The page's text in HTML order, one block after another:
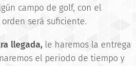
campo de golf, con el
será suficiente.
llegada, le haremos la entrega
el periodo de tiempo y